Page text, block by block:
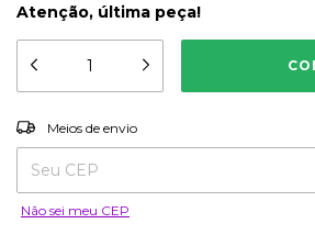
Atenção, última peça!
Entregas para o CEP:
Meios de envio
Não sei meu CEP